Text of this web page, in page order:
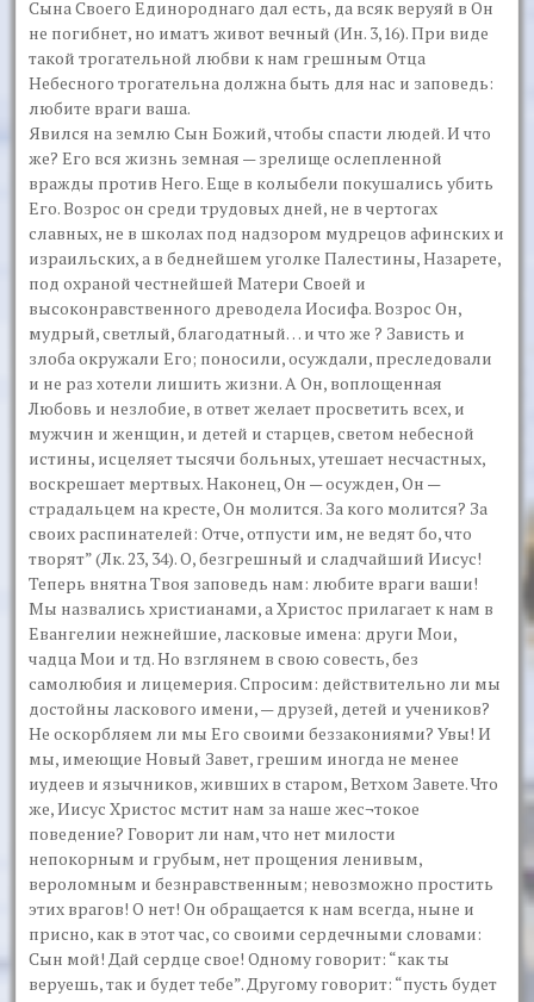
Сына Своего Единороднаго дал есть, да всяк веруяй в Он
не погибнет, но иматъ живот вечный (Ин. 3,16). При виде
такой трогательной любви к нам грешным Отца
Небесного трогательна должна быть для нас и заповедь:
любите враги ваша.
Явился на землю Сын Божий, чтобы спасти людей. И что
же? Его вся жизнь земная — зрелище ослепленной
вражды против Него. Еще в колыбели покушались убить
Его. Возрос он среди трудовых дней, не в чертогах
славных, не в школах под надзором мудрецов афинских и
израильских, а в беднейшем уголке Палестины, Назарете,
под охраной честнейшей Матери Своей и
высоконравственного древодела Иосифа. Возрос Он,
мудрый, светлый, благодатный… и что же ? Зависть и
злоба окружали Его; поносили, осуждали, преследовали
и не раз хотели лишить жизни. А Он, воплощенная
Любовь и незлобие, в ответ желает просветить всех, и
мужчин и женщин, и детей и старцев, светом небесной
истины, исцеляет тысячи больных, утешает несчастных,
воскрешает мертвых. Наконец, Он — осужден, Он —
страдальцем на кресте, Он молится. За кого молится? За
своих распинателей: Отче, отпусти им, не ведят бо, что
творят” (Лк. 23, 34). О, безгрешный и сладчайший Иисус!
Теперь внятна Твоя заповедь нам: любите враги ваши!
Мы назвались христианами, а Христос прилагает к нам в
Евангелии нежнейшие, ласковые имена: други Мои,
чадца Мои и тд. Но взглянем в свою совесть, без
самолюбия и лицемерия. Спросим: действительно ли мы
достойны ласкового имени, — друзей, детей и учеников?
Не оскорбляем ли мы Его своими беззакониями? Увы! И
мы, имеющие Новый Завет, грешим иногда не менее
иудеев и язычников, живших в старом, Ветхом Завете. Что
же, Иисус Христос мстит нам за наше жес¬токое
поведение? Говорит ли нам, что нет милости
непокорным и грубым, нет прощения ленивым,
вероломным и безнравственным; невозможно простить
этих врагов! О нет! Он обращается к нам всегда, ныне и
присно, как в этот час, со своими сердечными словами:
Сын мой! Дай сердце свое! Одному говорит: “как ты
веруешь, так и будет тебе”. Другому говорит: “пусть будет